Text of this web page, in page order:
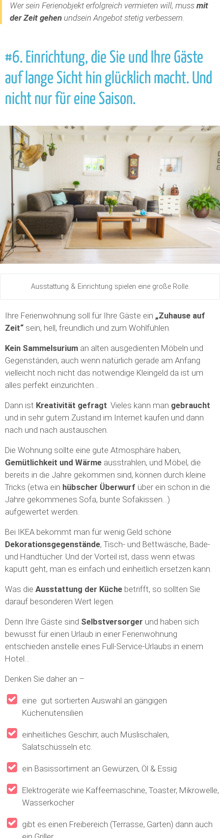
Wer sein Ferienobjekt erfolgreich vermieten will, muss mit
der Zeit gehen undsein Angebot stetig verbessern.
#6. Einrichtung, die Sie und Ihre Gäste
auf lange Sicht hin glücklich macht. Und
nicht nur für eine Saison.
Ausstattung & Einrichtung spielen eine große Rolle.
Ihre Ferienwohnung soll für Ihre Gäste ein „Zuhause auf
Zeit“ sein, hell, freundlich und zum Wohlfühlen.
Kein Sammelsurium an alten ausgedienten Möbeln und
Gegenständen, auch wenn natürlich gerade am Anfang
vielleicht noch nicht das notwendige Kleingeld da ist um
alles perfekt einzurichten…
Dann ist Kreativität gefragt. Vieles kann man gebraucht
und in sehr gutem Zustand im Internet kaufen und dann
nach und nach austauschen.
Die Wohnung sollte eine gute Atmosphäre haben,
Gemütlichkeit und Wärme ausstrahlen, und Möbel, die
bereits in die Jahre gekommen sind, können durch kleine
Tricks (etwa ein hübscher Überwurf über ein schon in die
Jahre gekommenes Sofa, bunte Sofakissen…)
aufgewertet werden.
Bei IKEA bekommt man für wenig Geld schöne
Dekorationsgegenstände, Tisch- und Bettwäsche, Bade-
und Handtücher. Und der Vorteil ist, dass wenn etwas
kaputt geht, man es einfach und einheitlich ersetzen kann.
Was die Ausstattung der Küche betrifft, so sollten Sie
darauf besonderen Wert legen.
Denn Ihre Gäste sind Selbstversorger und haben sich
bewusst für einen Urlaub in einer Ferienwohnung
entschieden anstelle eines Full-Service-Urlaubs in einem
Hotel…
Denken Sie daher an –
eine gut sortierten Auswahl an gängigen
Küchenutensilien
einheitliches Geschirr, auch Müslischalen,
Salatschüsseln etc.
ein Basissortiment an Gewürzen, Öl & Essig
Elektrogeräte wie Kaffeemaschine, Toaster, Mikrowelle,
Wasserkocher
gibt es einen Freibereich (Terrasse, Garten) dann auch